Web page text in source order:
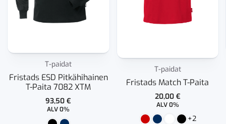
T-paidat
Fristads ESD Pitkähihainen
T-Paita 7082 XTM
93,50€
ALV 0%
T-paidat
Fristads Match T-Paita
20,00 €
ALV 0%
+2